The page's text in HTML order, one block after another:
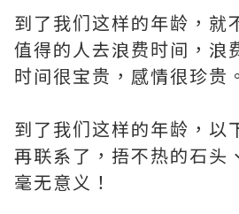
到了我们这样的年龄，就
值得的人去浪费时间，浪
时间很宝贵，感情很珍贵。
到了我们这样的年龄，以
再联系了，捂不热的石
毫无意义！